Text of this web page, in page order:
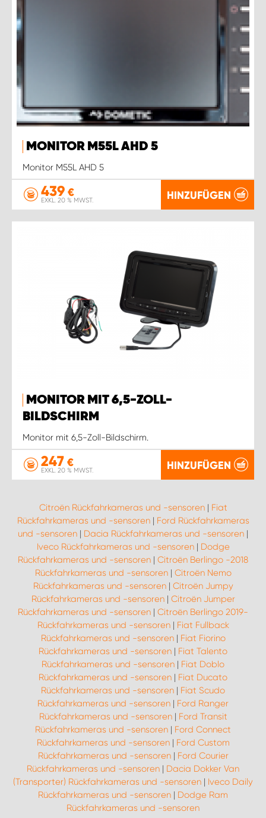
MONITOR M55L AHD 5
Monitor M55L AHD 5
439 €
EXKL. 20 % MWST. HINZUFÜGEN
MONITOR MIT 6,5-ZOLL-
BILDSCHIRM
Monitor mit 6,5-Zoll-Bildschirm.
247 €
EXKL. 20 % MWST. HINZUFÜGEN
Citroën Rückfahrkameras und -sensoren| Fiat
Rückfahrkameras und -sensoren| Ford Rückfahrkameras
und -sensoren | Dacia Rückfahrkameras und -sensoren |
Iveco Rückfahrkameras und -sensoren| Dodge
Rückfahrkameras und -sensoren | Citroën Berlingo -2018
Rückfahrkameras und -sensoren| Citroën Nemo
Rückfahrkameras und -sensoren| Citroën Jumpy
Rückfahrkameras und -sensoren| Citroën Jumper
Rückfahrkameras und -sensoren | Citroën Berlingo 2019-
Rückfahrkameras und -sensoren| Fiat Fullback
Rückfahrkameras und -sensoren| Fiat Fiorino
Rückfahrkameras und -sensoren | Fiat Talento
Rückfahrkameras und -sensoren | Fiat Doblo
Rückfahrkameras und -sensoren | Fiat Ducato
Rückfahrkameras und -sensoren | Fiat Scudo
Rückfahrkameras und -sensoren | Ford Ranger
Rückfahrkameras und -sensoren| Ford Transit
Rückfahrkameras und -sensoren | Ford Connect
Rückfahrkameras und -sensoren| Ford Custom
Rückfahrkameras und -sensoren| Ford Courier
Rückfahrkameras und -sensoren | Dacia Dokker Van
(Transporter) Rückfahrkameras und -sensoren | Iveco Daily
Rückfahrkameras und -sensoren | Dodge Ram
Rückfahrkameras und -sensoren